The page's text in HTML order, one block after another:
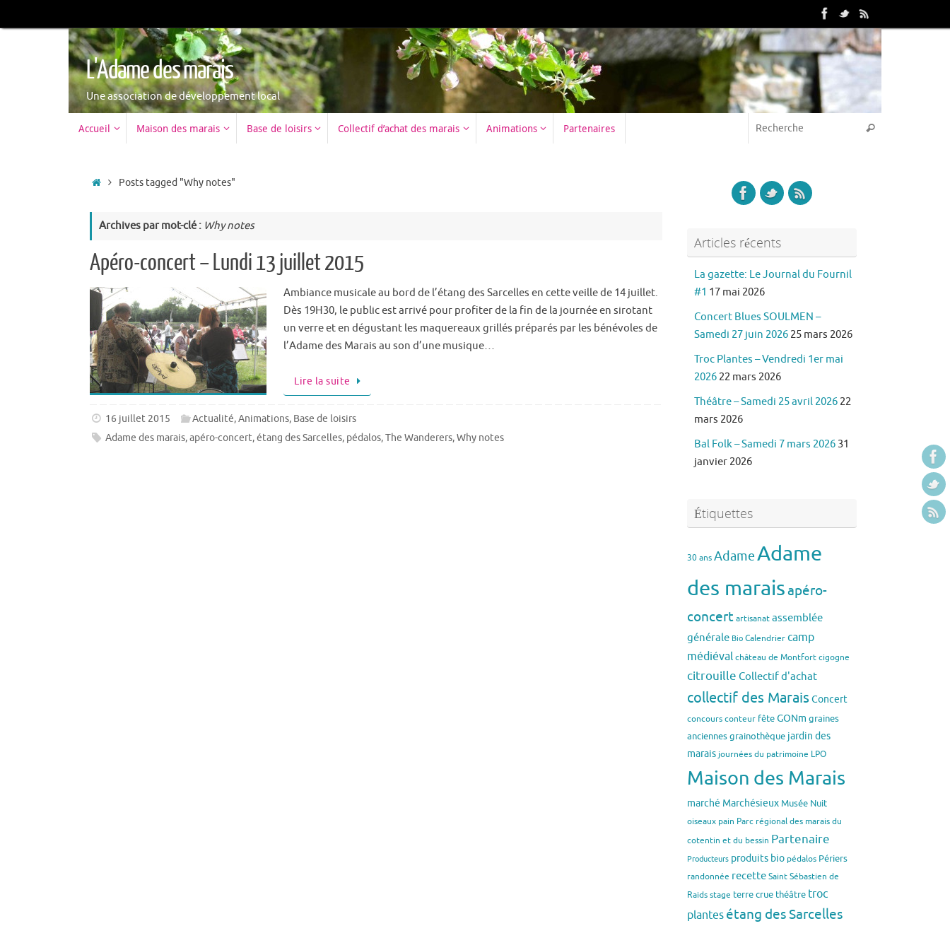
L'Adame des marais
Une association de développement local
Accueil Maison des marais Base de loisirs Collectif d’achat des marais Animations Partenaires
Posts tagged "Why notes"
Archives par mot-clé : Why notes
Apéro-concert – Lundi 13 juillet 2015
Ambiance musicale au bord de l’étang des Sarcelles en cette veille de 14 juillet.
Dès 19H30, le public est arrivé pour profiter de la fin de la journée en sirotant
un verre et en dégustant les maquereaux grillés préparés par les bénévoles de
l’Adame des Marais au son d’une musique…
Lire la suite
16 juillet 2015 Actualité,Animations, Base de loisirs
Adame des marais,apéro-concert,étang des Sarcelles, pédalos,The Wanderers,Why notes
Articles récents
La gazette: Le Journal du Fournil
#1 17 mai 2026
Concert Blues SOULMEN –
Samedi 27 juin 2026 25 mars 2026
Troc Plantes – Vendredi 1er mai
2026 22 mars 2026
Théâtre – Samedi 25 avril 2026 22
mars 2026
Bal Folk – Samedi 7 mars 2026 31
janvier 2026
Étiquettes
30 ansAdameAdame
des maraisapéro-
concertartisanatassemblée
générale Bio Calendriercamp
médiévalchâteau de Montfortcigogne
citrouille Collectif d'achat
collectif des Marais Concert
concoursconteur fêteGONm graines
anciennesgrainothèque jardin des
maraisjournées du patrimoine LPO
Maison des Marais
marché MarchésieuxMusée Nuit
oiseaux pain Parc régional des marais du
cotentin et du bessin Partenaire
Producteurs produits bio pédalos Périers
randonnée recetteSaint Sébastien de
Raidsstage terre crue théâtre troc
plantes étang des Sarcelles